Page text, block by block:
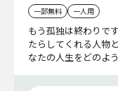
一部無料 一人用
もう孤独は終わりで
たらしてくれる人物
なたの人生をどのよ